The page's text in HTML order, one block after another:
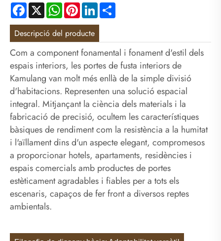
Facebook
X WhatsApp
PinterestLinkedIn
Descripció del producte
Com a component fonamental i fonament d'estil dels
espais interiors, les portes de fusta interiors de
Kamulang van molt més enllà de la simple divisió
d'habitacions. Representen una solució espacial
integral. Mitjançant la ciència dels materials i la
fabricació de precisió, ocultem les característiques
bàsiques de rendiment com la resistència a la humitat
i l'aïllament dins d'un aspecte elegant, compromesos
a proporcionar hotels, apartaments, residències i
espais comercials amb productes de portes
estèticament agradables i fiables per a tots els
escenaris, capaços de fer front a diversos reptes
ambientals.